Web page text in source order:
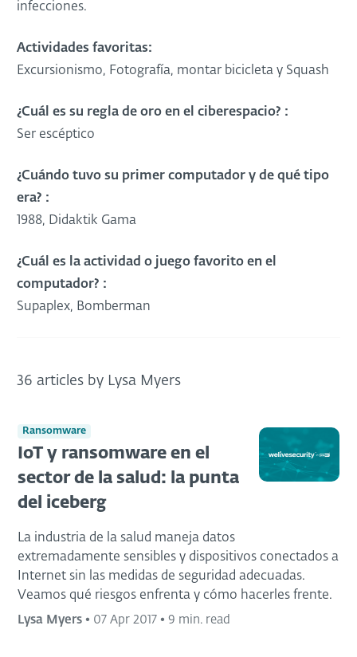
infecciones.
Actividades favoritas:
Excursionismo, Fotografía, montar bicicleta y Squash
¿Cuál es su regla de oro en el ciberespacio? :
Ser escéptico
¿Cuándo tuvo su primer computador y de qué tipo
era? :
1988, Didaktik Gama
¿Cuál es la actividad o juego favorito en el
computador? :
Supaplex, Bomberman
36 articles by Lysa Myers
Ransomware
IoT y ransomware en el
sector de la salud: la punta
del iceberg
La industria de la salud maneja datos
extremadamente sensibles y dispositivos conectados a
Internet sin las medidas de seguridad adecuadas.
Veamos qué riesgos enfrenta y cómo hacerles frente.
Lysa Myers • 07 Apr 2017 • 9 min. read